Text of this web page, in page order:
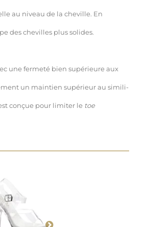
au niveau de la cheville. En
des chevilles plus solides.
une fermeté bien supérieure aux
un maintien supérieur au simili-
conçue pour limiter le toe